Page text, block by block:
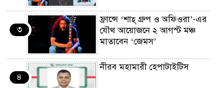
৩
ফ্রান্সে ‘শাহ্ গ্রুপ ও অফিওরা’-এর
যৌথ আয়োজনে ২ আগস্ট মঞ্চ
মাতাবেন ‘জেমস’
৪
নীরব মহামারী হেপাটাইটিস